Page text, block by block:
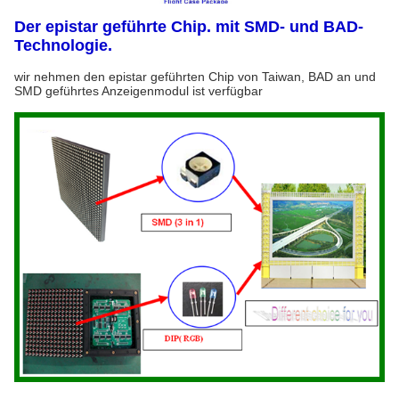
Der epistar geführte Chip. mit SMD- und BAD-
Technologie.
wir nehmen den epistar geführten Chip von Taiwan, BAD an und
SMD geführtes Anzeigenmodul ist verfügbar